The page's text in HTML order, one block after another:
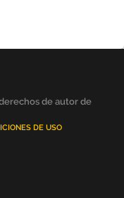
de autor de
DE USO